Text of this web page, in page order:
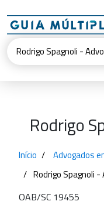
Rodrigo
Início
Advogados
Rodrigo Spagnoli -
OAB/SC 19455